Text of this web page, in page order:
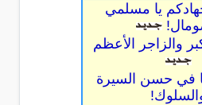
يا مسلمي
والزاجر الأعظم
في حسن السيرة